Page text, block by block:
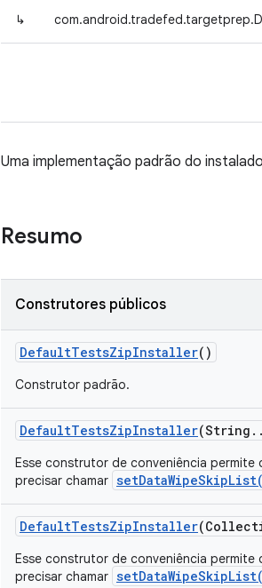
↳
Uma implementação padrão do
Resumo
Construtores públicos
DefaultTestsZipInstaller()
Construtor padrão.
DefaultTestsZipInstaller(String . .
Esse construtor de conveniência
precisar chamar
DefaultTestsZipInstaller
Esse construtor de conveniência
precisar chamar